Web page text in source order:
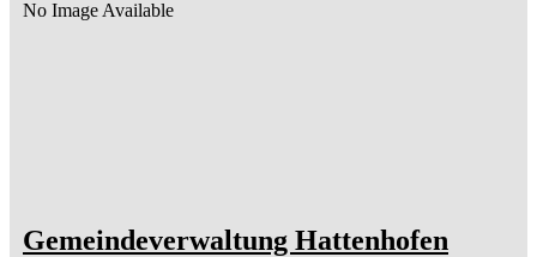
No Image Available
Gemeindeverwaltung Hattenhofen